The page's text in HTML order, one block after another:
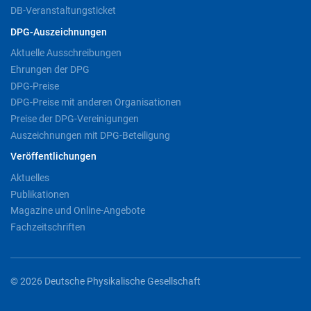
DB-Veranstaltungsticket
DPG-Auszeichnungen
Aktuelle Ausschreibungen
Ehrungen der DPG
DPG-Preise
DPG-Preise mit anderen Organisationen
Preise der DPG-Vereinigungen
Auszeichnungen mit DPG-Beteiligung
Veröffentlichungen
Aktuelles
Publikationen
Magazine und Online-Angebote
Fachzeitschriften
© 2026 Deutsche Physikalische Gesellschaft